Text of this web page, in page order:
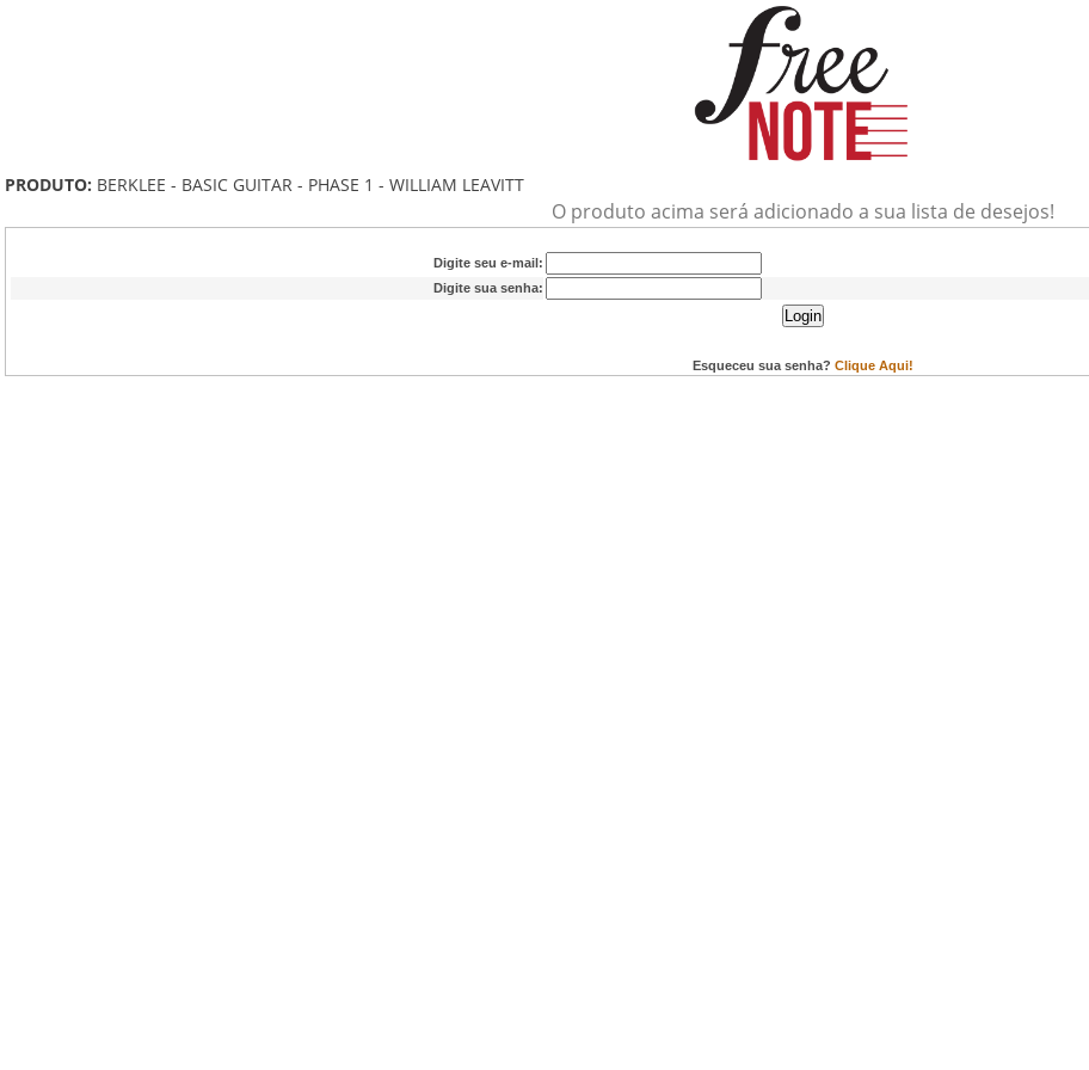
PRODUTO: BERKLEE - BASIC GUITAR - PHASE 1 - WILLIAM LEAVITT
O produto acima será adicionado a sua lista de desejos!
Digite seu e-mail:
Digite sua senha:
Login
Esqueceu sua senha? Clique Aqui!